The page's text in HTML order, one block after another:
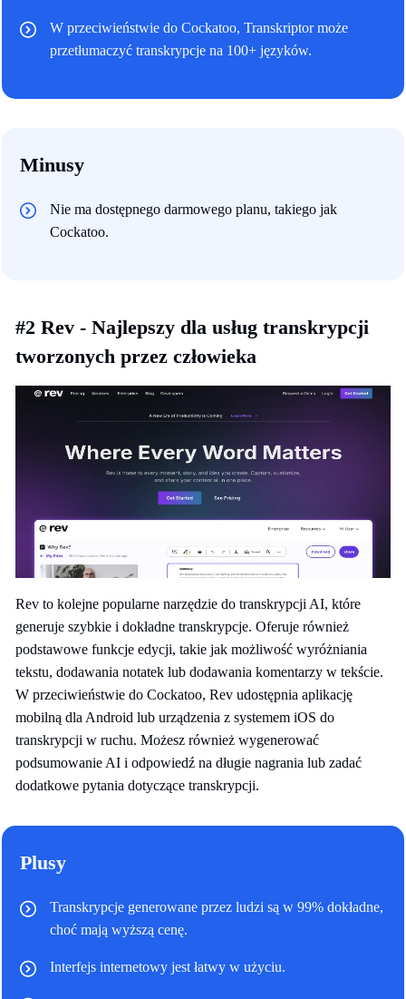
W przeciwieństwie do Cockatoo, Transkriptor może
przetłumaczyć transkrypcje na 100+ języków.
Minusy
Nie ma dostępnego darmowego planu, takiego jak
Cockatoo.
#2 Rev - Najlepszy dla usług transkrypcji
tworzonych przez człowieka
Rev to kolejne popularne narzędzie do transkrypcji AI, które
generuje szybkie i dokładne transkrypcje. Oferuje również
podstawowe funkcje edycji, takie jak możliwość wyróżniania
tekstu, dodawania notatek lub dodawania komentarzy w tekście.
W przeciwieństwie do Cockatoo, Rev udostępnia aplikację
mobilną dla Android lub urządzenia z systemem iOS do
transkrypcji w ruchu. Możesz również wygenerować
podsumowanie AI i odpowiedź na długie nagrania lub zadać
dodatkowe pytania dotyczące transkrypcji.
Plusy
Transkrypcje generowane przez ludzi są w 99% dokładne,
choć mają wyższą cenę.
Interfejs internetowy jest łatwy w użyciu.